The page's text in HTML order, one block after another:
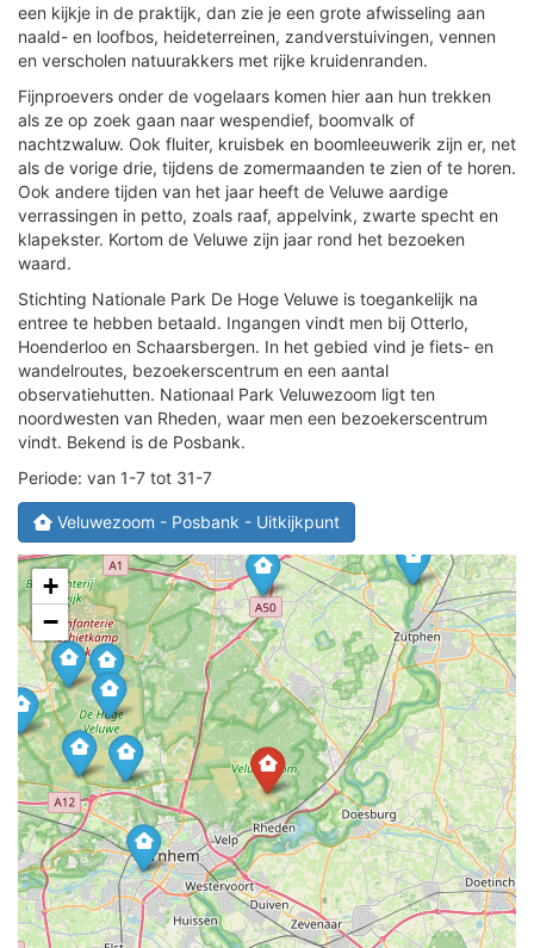
een kijkje in de praktijk, dan zie je een grote afwisseling aan
naald- en loofbos, heideterreinen, zandverstuivingen, vennen
en verscholen natuurakkers met rijke kruidenranden.
Fijnproevers onder de vogelaars komen hier aan hun trekken
als ze op zoek gaan naar wespendief, boomvalk of
nachtzwaluw. Ook fluiter, kruisbek en boomleeuwerik zijn er, net
als de vorige drie, tijdens de zomermaanden te zien of te horen.
Ook andere tijden van het jaar heeft de Veluwe aardige
verrassingen in petto, zoals raaf, appelvink, zwarte specht en
klapekster. Kortom de Veluwe zijn jaar rond het bezoeken
waard.
Stichting Nationale Park De Hoge Veluwe is toegankelijk na
entree te hebben betaald. Ingangen vindt men bij Otterlo,
Hoenderloo en Schaarsbergen. In het gebied vind je fiets- en
wandelroutes, bezoekerscentrum en een aantal
observatiehutten. Nationaal Park Veluwezoom ligt ten
noordwesten van Rheden, waar men een bezoekerscentrum
vindt. Bekend is de Posbank.
Periode: van 1-7 tot 31-7
Veluwezoom - Posbank - Uitkijkpunt
+
−